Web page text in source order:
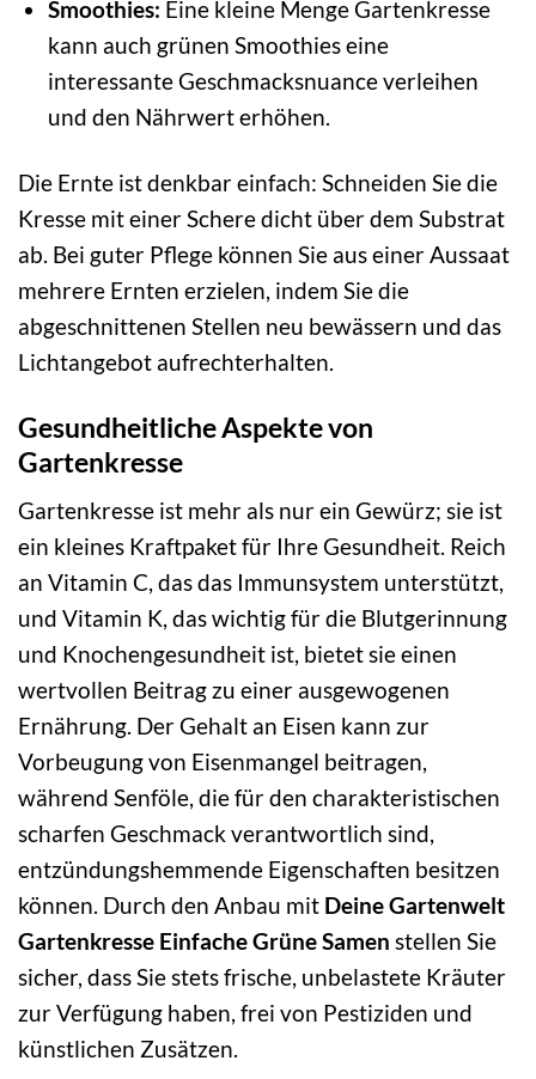
Smoothies: Eine kleine Menge Gartenkresse
kann auch grünen Smoothies eine
interessante Geschmacksnuance verleihen
und den Nährwert erhöhen.
Die Ernte ist denkbar einfach: Schneiden Sie die
Kresse mit einer Schere dicht über dem Substrat
ab. Bei guter Pflege können Sie aus einer Aussaat
mehrere Ernten erzielen, indem Sie die
abgeschnittenen Stellen neu bewässern und das
Lichtangebot aufrechterhalten.
Gesundheitliche Aspekte von
Gartenkresse
Gartenkresse ist mehr als nur ein Gewürz; sie ist
ein kleines Kraftpaket für Ihre Gesundheit. Reich
an Vitamin C, das das Immunsystem unterstützt,
und Vitamin K, das wichtig für die Blutgerinnung
und Knochengesundheit ist, bietet sie einen
wertvollen Beitrag zu einer ausgewogenen
Ernährung. Der Gehalt an Eisen kann zur
Vorbeugung von Eisenmangel beitragen,
während Senföle, die für den charakteristischen
scharfen Geschmack verantwortlich sind,
entzündungshemmende Eigenschaften besitzen
können. Durch den Anbau mit Deine Gartenwelt
Gartenkresse Einfache Grüne Samen stellen Sie
sicher, dass Sie stets frische, unbelastete Kräuter
zur Verfügung haben, frei von Pestiziden und
künstlichen Zusätzen.